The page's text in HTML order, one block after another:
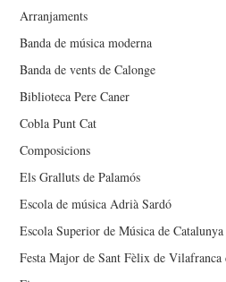
Arranjaments
Banda de música moderna
Banda de vents de Calonge
Biblioteca Pere Caner
Cobla Punt Cat
Composicions
Els Gralluts de Palamós
Escola de música Adrià Sardó
Escola Superior de Música de
Festa Major de Sant Fèlix de Vilafranca